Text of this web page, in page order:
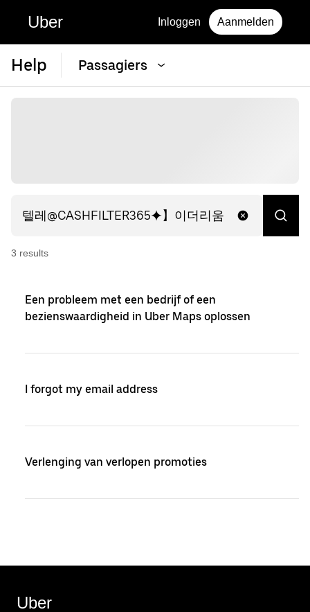
Uber Inloggen Aanmelden
Help Passagiers
3 results
Een probleem met een bedrijf of een
bezienswaardigheid in Uber Maps oplossen
I forgot my email address
Verlenging van verlopen promoties
Uber